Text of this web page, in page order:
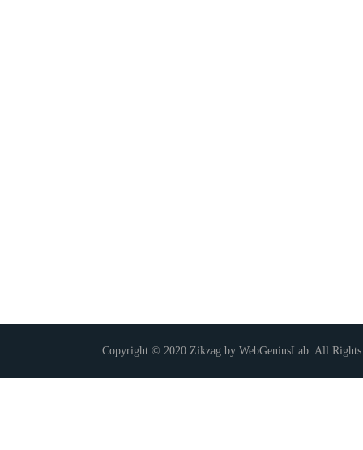
Copyright © 2020 Zikzag by WebGeniusLab. All Rights